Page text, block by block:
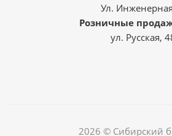
Ул.
Розничные
ул. Русская,
2026 © Сибирский